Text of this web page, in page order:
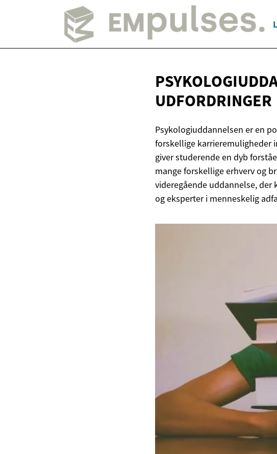
UDFORDRINGER
Psykologiuddannelsen er en
forskellige karrieremuligheder
giver studerende en dyb
mange forskellige erhverv og
videregående uddannelse,
og eksperter i menneskelig